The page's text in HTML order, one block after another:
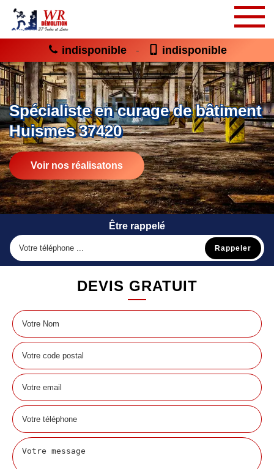
indisponible - indisponible
Spécialiste en curage de bâtiment
Huismes 37420
Voir nos réalisatons
Être rappelé
DEVIS GRATUIT